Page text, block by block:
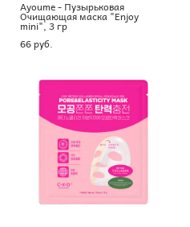
Ayoume - Пузырьковая
Очищающая маска "Enjoy
mini", 3 гр
66 pуб.